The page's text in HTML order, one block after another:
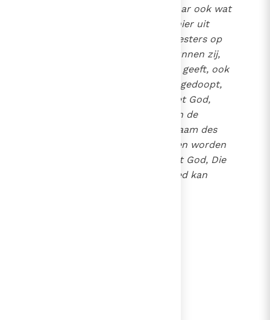
voorbijgaand leed voert, maar ook wat
een ramp van eeuwig leed hier uit
voortvloeit. Doch als de priesters op
hun plaats weten te zijn, kunnen zij,
naar de kracht die God hun geeft, ook
allen helpen. De één wordt gedoopt,
de ander weer verzoend met God,
niemand blijft verstoken van de
gemeenschap met het Lichaam des
Heren, allen vinden troost en worden
aangemoedigd te bidden tot God, Die
immers al dat gevreesde leed kan